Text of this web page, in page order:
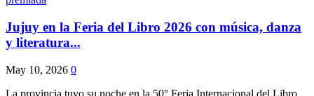
Jujuy en la Feria del Libro 2026 con música, danza
y literatura...
May 10, 2026 0
La provincia tuvo su noche en la 50° Feria Internacional del Libro